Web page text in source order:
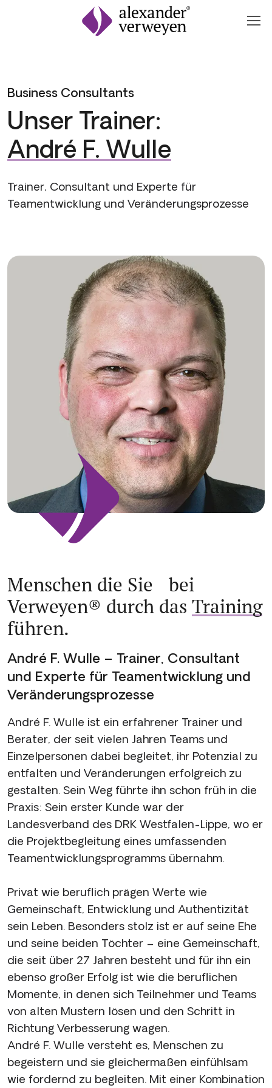
Zum Inhalt springen
Business Consultants
Unser Trainer:
André F. Wulle
Trainer, Consultant und Experte für
Teamentwicklung und Veränderungsprozesse
Menschen die Sie bei
Verweyen® durch das Training
führen.
André F. Wulle – Trainer, Consultant
und Experte für Teamentwicklung und
Veränderungsprozesse
André F. Wulle ist ein erfahrener Trainer und
Berater, der seit vielen Jahren Teams und
Einzelpersonen dabei begleitet, ihr Potenzial zu
entfalten und Veränderungen erfolgreich zu
gestalten. Sein Weg führte ihn schon früh in die
Praxis: Sein erster Kunde war der
Landesverband des DRK Westfalen-Lippe, wo er
die Projektbegleitung eines umfassenden
Teamentwicklungsprogramms übernahm.
Privat wie beruflich prägen Werte wie
Gemeinschaft, Entwicklung und Authentizität
sein Leben. Besonders stolz ist er auf seine Ehe
und seine beiden Töchter – eine Gemeinschaft,
die seit über 27 Jahren besteht und für ihn ein
ebenso großer Erfolg ist wie die beruflichen
Momente, in denen sich Teilnehmer und Teams
von alten Mustern lösen und den Schritt in
Richtung Verbesserung wagen.
André F. Wulle versteht es, Menschen zu
begeistern und sie gleichermaßen einfühlsam
wie fordernd zu begleiten. Mit einer Kombination